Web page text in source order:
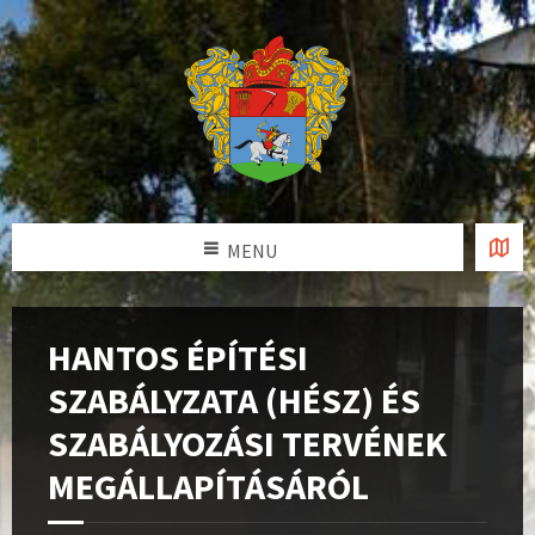
MENU
HANTOS ÉPÍTÉSI
SZABÁLYZATA (HÉSZ) ÉS
SZABÁLYOZÁSI TERVÉNEK
MEGÁLLAPÍTÁSÁRÓL